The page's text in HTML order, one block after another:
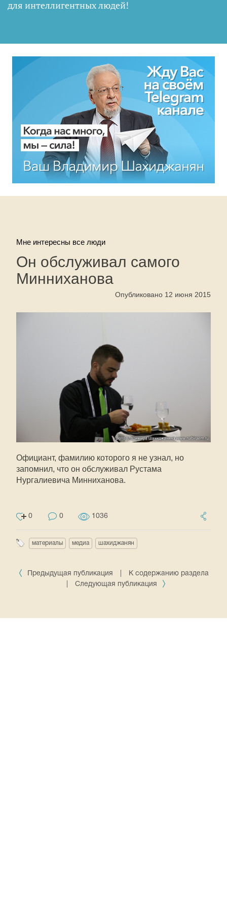
для интеллигентных людей!
Мне интересны все люди
Он обслуживал самого
Минниханова
Опубликовано 12 июня 2015
Официант, фамилию которого я не узнал, но
запомнил, что он обслуживал Рустама
Нургалиевича Минниханова.
0 0 1036
материалы медиа шахиджанян
Предыдущая публикация
К содержанию раздела
Следующая публикация